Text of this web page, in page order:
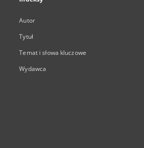
Autor
Tytuł
Temat i słowa kluczowe
Wydawca